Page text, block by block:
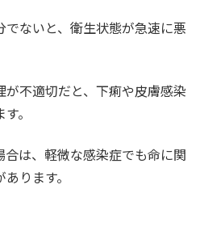
ないと、衛生状態が急速に悪
不適切だと、下痢や皮膚感染
。
は、軽微な感染症でも命に関
ります。